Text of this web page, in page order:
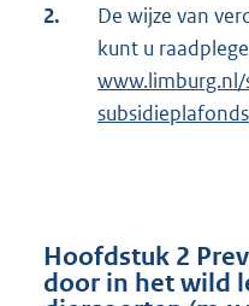
2.
De wijze van
kunt u
www.limburg.nl/
subsidieplafonds
Hoofdstuk 2
door in het wild